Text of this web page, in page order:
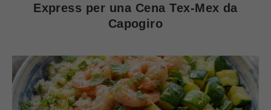
Express per una Cena Tex-Mex da
Capogiro